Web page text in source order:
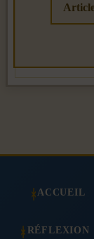
ACCUEIL
RÉFLEXION